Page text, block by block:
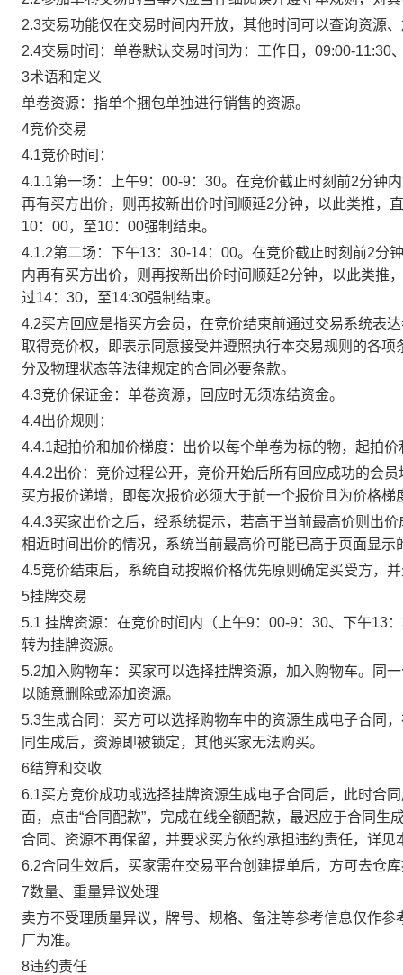
2.3交易功能仅在交易时间内开放，其他时间可以查询资源
2.4交易时间：单卷默认交易时间为：工作日，09:00-11:30
3术语和定义
单卷资源：指单个捆包单独进行销售的资源。
4竞价交易
4.1竞价时间：
4.1.1第一场：上午9：00-9：30。在竞价截止时刻前2分钟
再有买方出价，则再按新出价时间顺延2分钟，以此类推，
10：00，至10：00强制结束。
4.1.2第二场：下午13：30-14：00。在竞价截止时刻前2分
内再有买方出价，则再按新出价时间顺延2分钟，以此类推
过14：30，至14:30强制结束。
4.2买方回应是指买方会员，在竞价结束前通过交易系统表
取得竞价权，即表示同意接受并遵照执行本交易规则的各
分及物理状态等法律规定的合同必要条款。
4.3竞价保证金：单卷资源，回应时无须冻结资金。
4.4出价规则：
4.4.1起拍价和加价梯度：出价以每个单卷为标的物，起拍
4.4.2出价：竞价过程公开，竞价开始后所有回应成功的会
买方报价递增，即每次报价必须大于前一个报价且为价格
4.4.3买家出价之后，经系统提示，若高于当前最高价则出
相近时间出价的情况，系统当前最高价可能已高于页面显示
4.5竞价结束后，系统自动按照价格优先原则确定买受方，
5挂牌交易
5.1 挂牌资源：在竞价时间内（上午9：00-9：30、下午13
转为挂牌资源。
5.2加入购物车：买家可以选择挂牌资源，加入购物车。同
以随意删除或添加资源。
5.3生成合同：买方可以选择购物车中的资源生成电子合同
同生成后，资源即被锁定，其他买家无法购买。
6结算和交收
6.1买方竞价成功或选择挂牌资源生成电子合同后，此时合
面，点击“合同配款”，完成在线全额配款，最迟应于合同
合同、资源不再保留，并要求买方依约承担违约责任，详见
6.2合同生效后，买家需在交易平台创建提单后，方可去仓
7数量、重量异议处理
卖方不受理质量异议，牌号、规格、备注等参考信息仅作
厂为准。
8违约责任